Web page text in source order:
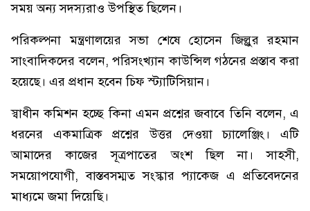
সময় অন্য সদস্যরাও উপস্থিত ছিলেন।
পরিকল্পনা মন্ত্রণালয়ের সভা শেষে হোসেন জিল্লুর রহমান
সাংবাদিকদের বলেন, পরিসংখ্যান কাউন্সিল গঠনের প্রস্তাব করা
হয়েছে। এর প্রধান হবেন চিফ স্ট্যাটিসিয়ান।
স্বাধীন কমিশন হচ্ছে কিনা এমন প্রশ্নের জবাবে তিনি বলেন, এ
ধরনের একমাত্রিক প্রশ্নের উত্তর দেওয়া চ্যালেঞ্জিং। এটি
আমাদের কাজের সূত্রপাতের অংশ ছিল না। সাহসী,
সময়োপযোগী, বাস্তবসম্মত সংস্কার প্যাকেজ এ প্রতিবেদনের
মাধ্যমে জমা দিয়েছি।